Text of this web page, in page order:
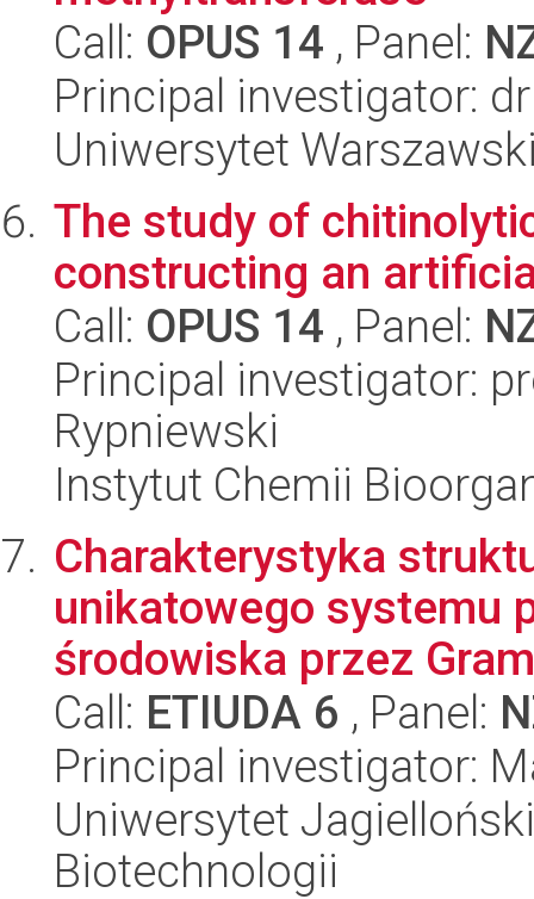
Call: OPUS 14 , Panel:
Principal investigator:
Uniwersytet
The study of
constructing an
Call: OPUS 14 , Panel:
Principal investigator:
Rypniewski
Instytut Chemii
Charakterystyka
unikatowego systemu
środowiska przez
Call: ETIUDA 6 , Panel:
Principal investigator:
Uniwersytet
Biotechnologii